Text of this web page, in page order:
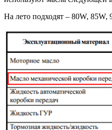
На лето подходят – 80W, 85W,